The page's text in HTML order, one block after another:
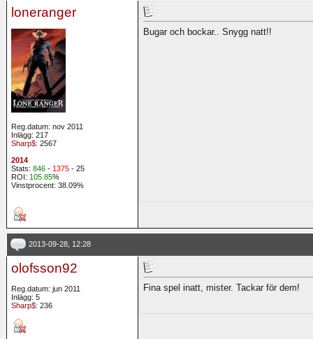
loneranger
Reg.datum: nov 2011
Inlägg: 217
Sharp$: 2567
2014
Stats: 846 - 1375 - 25
ROI: 105.85%
Vinstprocent: 38.09%
Bugar och bockar.. Snygg natt!!
2013-09-28, 12:28
olofsson92
Reg.datum: jun 2011
Inlägg: 5
Sharp$: 236
Fina spel inatt, mister. Tackar för dem!